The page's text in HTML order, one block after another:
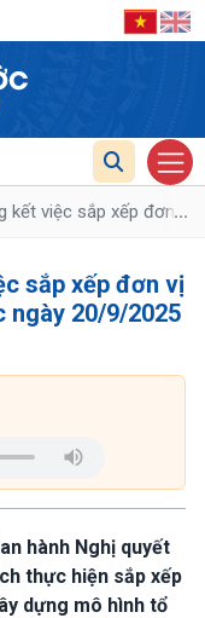
kết việc sắp xếp đơn...
sắp xếp đơn vị
ngày 20/9/2025
hành Nghị quyết
thực hiện sắp xếp
dựng mô hình tổ